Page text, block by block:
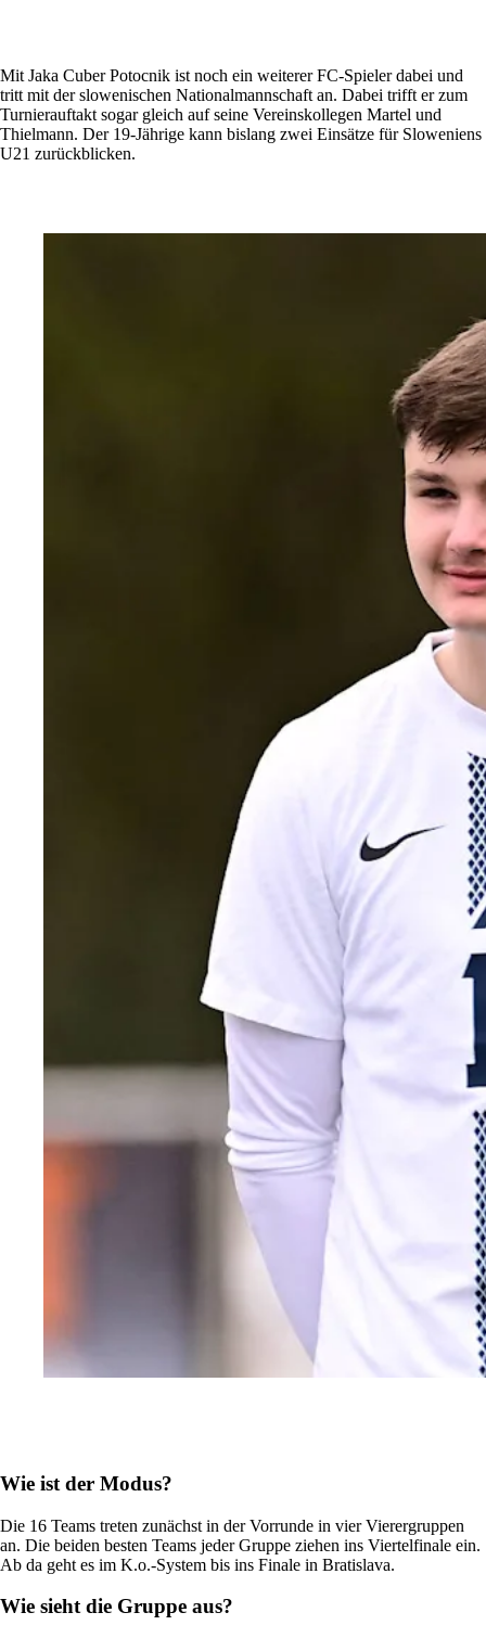
Mit Jaka Cuber Potocnik ist noch ein weiterer FC-Spieler dabei und
tritt mit der slowenischen Nationalmannschaft an. Dabei trifft er zum
Turnierauftakt sogar gleich auf seine Vereinskollegen Martel und
Thielmann. Der 19-Jährige kann bislang zwei Einsätze für Sloweniens
U21 zurückblicken.
Wie ist der Modus?
Die 16 Teams treten zunächst in der Vorrunde in vier Vierergruppen
an. Die beiden besten Teams jeder Gruppe ziehen ins Viertelfinale ein.
Ab da geht es im K.o.-System bis ins Finale in Bratislava.
Wie sieht die Gruppe aus?